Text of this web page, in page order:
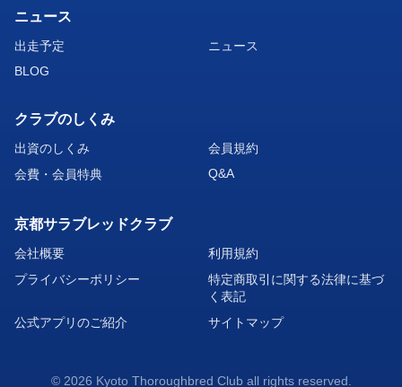
ニュース
出走予定
ニュース
BLOG
クラブのしくみ
出資のしくみ
会員規約
会費・会員特典
Q&A
京都サラブレッドクラブ
会社概要
利用規約
プライバシーポリシー
特定商取引に関する法律に基づ
く表記
公式アプリのご紹介
サイトマップ
© 2026 Kyoto Thoroughbred Club all rights reserved.